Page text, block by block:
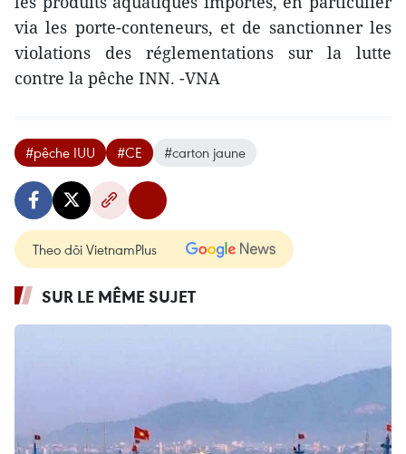
via les porte-conteneurs, et de sanctionner les
violations des réglementations sur la lutte
contre la pêche INN. -VNA
#pêche IUU #CE #carton jaune
Theo dõi VietnamPlus
SUR LE MÊME SUJET